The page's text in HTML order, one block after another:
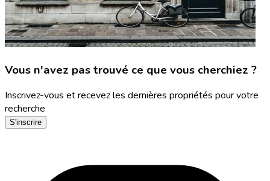
Vous n'avez pas trouvé ce que vous cherchiez ?
Inscrivez-vous et recevez les dernières propriétés pour votre
recherche
S'inscrire